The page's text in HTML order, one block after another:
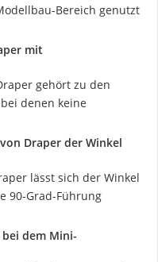
Bereich genutzt
mit
gehört zu den
denen keine
Draper der Winkel
lässt sich der Winkel
90-Grad-Führung
dem Mini-